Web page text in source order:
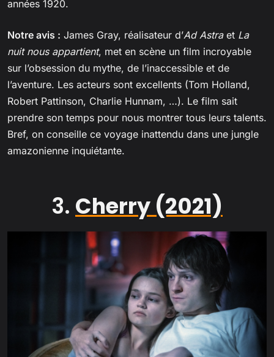
années 1920.
Notre avis : James Gray, réalisateur d’Ad Astraet La
nuit nous appartient, met en scène un film incroyable
sur l’obsession du mythe, de l’inaccessible et de
l’aventure. Les acteurs sont excellents (Tom Holland,
Robert Pattinson, Charlie Hunnam, …). Le film sait
prendre son temps pour nous montrer tous leurs talents.
Bref, on conseille ce voyage inattendu dans une jungle
amazonienne inquiétante.
3. Cherry (2021)